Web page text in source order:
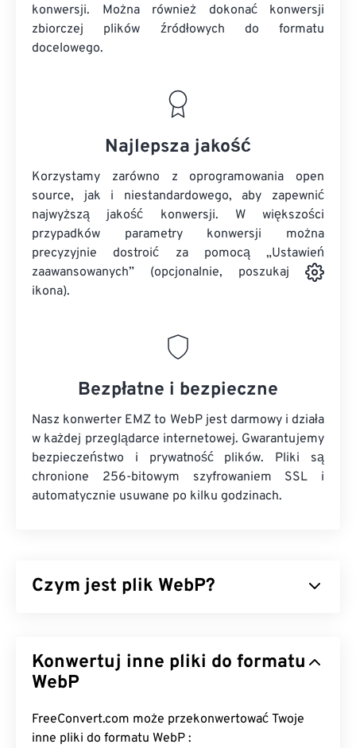
konwersji. Można również dokonać konwersji
zbiorczej plików źródłowych do formatu
docelowego.
Najlepsza jakość
Korzystamy zarówno z oprogramowania open
source, jak i niestandardowego, aby zapewnić
najwyższą jakość konwersji. W większości
przypadków parametry konwersji można
precyzyjnie dostroić za pomocą „Ustawień
zaawansowanych” (opcjonalnie, poszukaj
ikona).
Bezpłatne i bezpieczne
Nasz konwerter EMZ to WebP jest darmowy i działa
w każdej przeglądarce internetowej. Gwarantujemy
bezpieczeństwo i prywatność plików. Pliki są
chronione 256-bitowym szyfrowaniem SSL i
automatycznie usuwane po kilku godzinach.
Czym jest plik WebP?
tworzenia obrazów idealnych dla stron
internetowych i aplikacji mobilnych. Obrazy WebP
(JPG)iPortable Network Graphics (PNG), przy
podobnej jakości obrazu. Obrazy WebP ładują się
Konwertuj inne pliki do formatu
WebP
FreeConvert.com może przekonwertować Twoje
inne pliki do formatu WebP :